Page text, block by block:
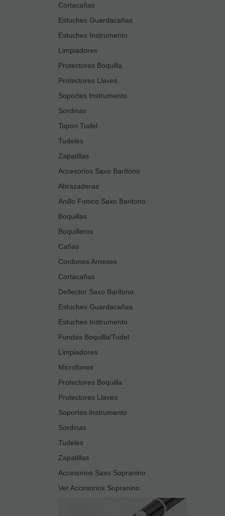
Cortacañas
Estuches Guardacañas
Estuches Instrumento
Limpiadores
Protectores Boquilla
Protectores Llaves
Soportes Instrumento
Sordinas
Tapon Tudel
Tudeles
Zapatillas
Accesorios Saxo Barítono
Abrazaderas
Anillo Fonico Saxo Baritono
Boquillas
Boquilleros
Cañas
Cordones Arneses
Cortacañas
Deflector Saxo Baritono
Estuches Guardacañas
Estuches Instrumento
Fundas Boquilla/Tudel
Limpiadores
Microfonos
Protectores Boquilla
Protectores Llaves
Soportes Instrumento
Sordinas
Tudeles
Zapatillas
Accesorios Saxo Sopranino
Ver Accesorios Sopranino